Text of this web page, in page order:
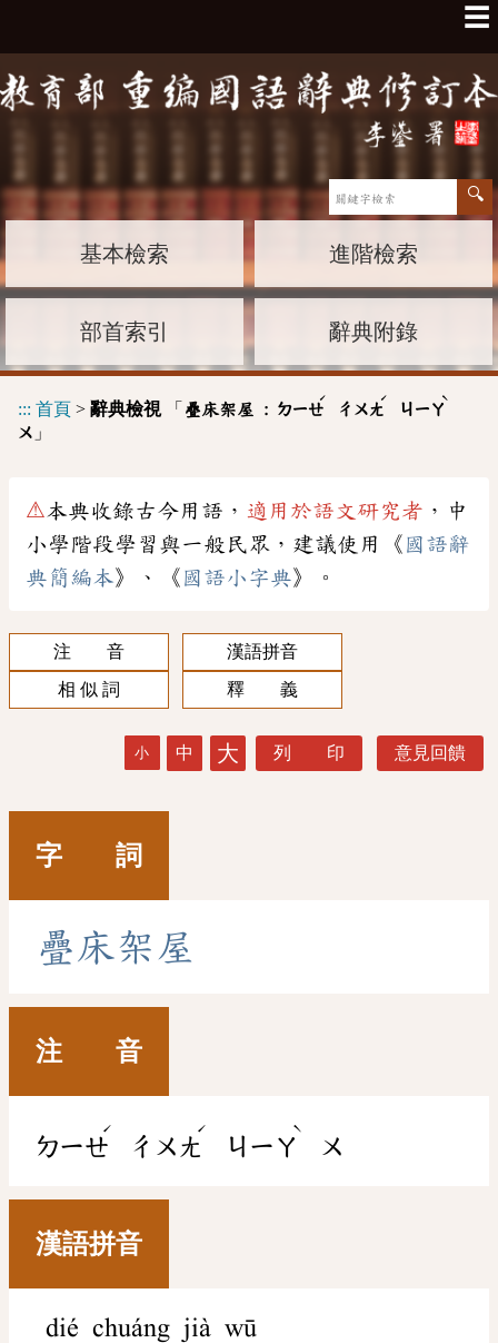
☰
基本檢索 進階檢索
部首索引 辭典附錄
::: 首頁 > 辭典檢視「 疊床架屋 : ㄉㄧㄝ
ˊ
ㄔㄨㄤ
ˊ
ㄐㄧㄚ
ˋ
ㄨ 」
⚠本典收錄古今用語， 適用於語文研究者 ，中
小學階段學習與一般民眾，建議使用《 國語辭
典簡編本》、《 國語小字典》。
注 音
漢語拼音
相 似 詞
釋 義
小 中 大 列 印 意見回饋
字 詞
疊床架屋
注 音
ㄉㄧㄝ
ˊ
ㄔㄨㄤ
ˊ
ㄐㄧㄚ
ˋ
ㄨ
漢語拼音
dié chuáng jià wū